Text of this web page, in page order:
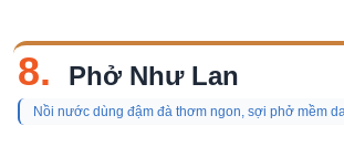
8. Phở Như Lan
Nồi nước dùng đậm đà thơm ngon, sợi phở mềm